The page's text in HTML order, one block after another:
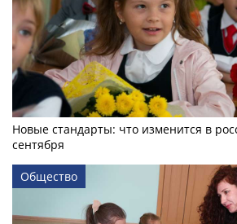
Новые стандарты: что изменится в
сентября
Общество